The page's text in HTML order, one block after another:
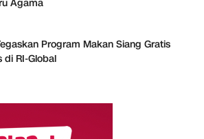
Agama
Program Makan Siang Gratis
di RI-Global